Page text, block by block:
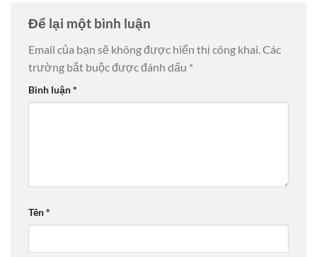
Để lại một bình luận
Email của bạn sẽ không được hiển thị công khai.Các
trường bắt buộc được đánh dấu *
Bình luận*
Tên*